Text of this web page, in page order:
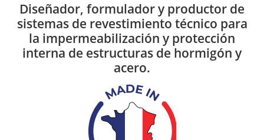
Diseñador, formulador y productor de
sistemas de revestimiento técnico para
la impermeabilización y protección
interna de estructuras de hormigón y
acero.